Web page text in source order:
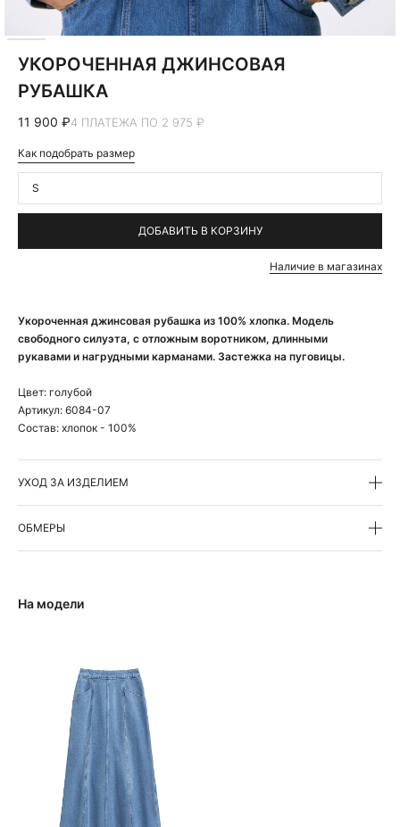
Укороченная джинсовая рубашка из 100% хлопка. Модель
свободного силуэта, с отложным воротником, длинными
рукавами и нагрудными карманами. Застежка на пуговицы.
Цвет: голубой
Артикул: 6084-07
Состав: хлопок - 100%
УХОД ЗА ИЗДЕЛИЕМ
ОБМЕРЫ
УКОРОЧЕННАЯ ДЖИНСОВАЯ
РУБАШКА
11 900 ₽4 ПЛАТЕЖА ПО 2 975 ₽
Как подобрать размер
S
ДОБАВИТЬ В КОРЗИНУ
Наличие в магазинах
На модели